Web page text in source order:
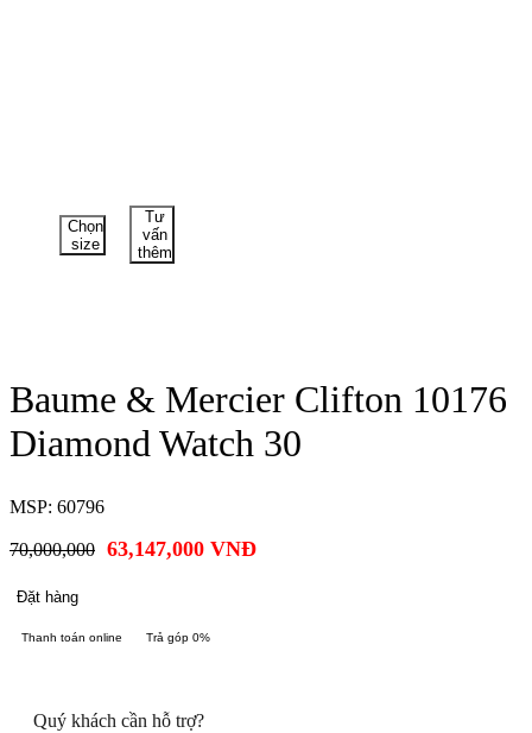
Chọn
size
Tư
vấn
thêm
Baume & Mercier Clifton 10176
Diamond Watch 30
MSP: 60796
70,000,000 63,147,000 VNĐ
Đặt hàng
Thanh toán online Trả góp 0%
Quý khách cần hỗ trợ?